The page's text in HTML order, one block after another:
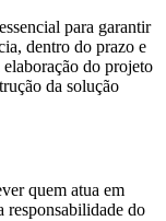
para garantir
dentro do prazo e
do projeto
da solução
quem atua em
responsabilidade do